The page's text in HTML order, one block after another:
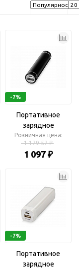
-7%
Портативное
зарядное
устройство «Bolt»,
2200 mAh
Розничная цена:
1 179.57 ₽
1 097 ₽
-7%
Портативное
зарядное